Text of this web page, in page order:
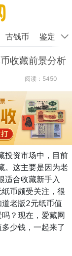
古钱币 鉴定
收藏前景分析
阅读：5450
投资市场中，目前
。这主要是因为老
适合收藏新手入
币颇受关注，很
老版2元纸币值
吗？现在，爱藏网
少钱，一起来了